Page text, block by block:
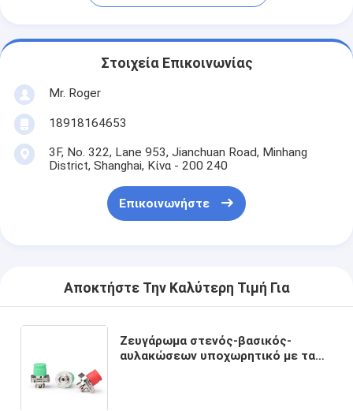
Στοιχεία Επικοινωνίας
Mr. Roger
18918164653
3F, No. 322, Lane 953, Jianchuan Road, Minhang
District, Shanghai, Κίνα - 200 240
Επικοινωνήστε
Αποκτήστε Την Καλύτερη Τιμή Για
Ζευγάρωμα στενός-βασικός-
αυλακώσεων υποχωρητικό με τα